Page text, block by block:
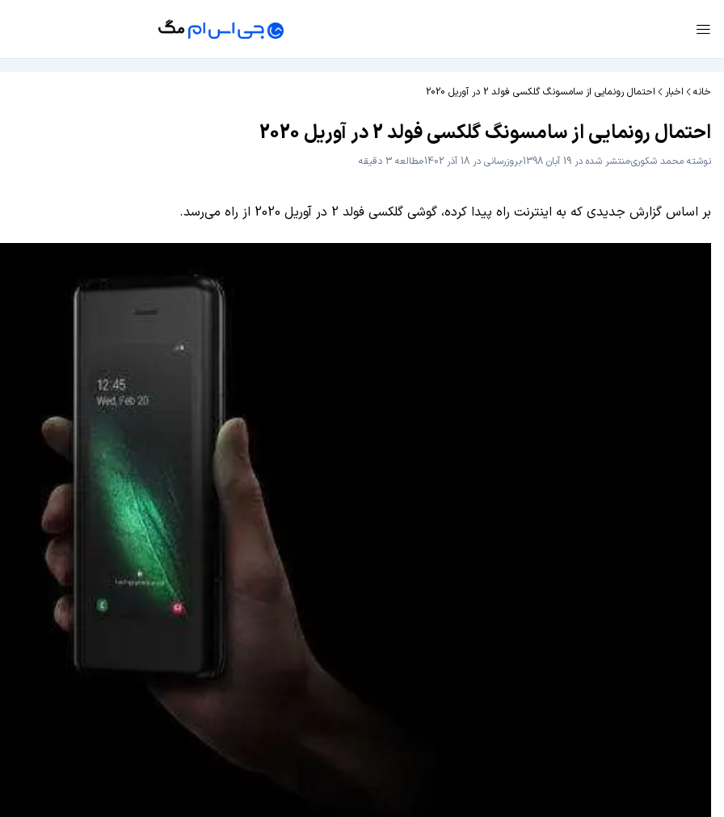
خانه اخبار احتمال رونمایی از سامسونگ گلکسی فولد 2 در آوریل 2020
احتمال رونمایی از سامسونگ گلکسی فولد 2 در آوریل 2020
نوشته محمد شکوریمنتشر شده در 19 آبان 1398 بروزرسانی در 18 آذر 1402
مطالعه 3 دقیقه
بر اساس گزارش جدیدی که به اینترنت راه پیدا کرده، گوشی گلکسی فولد 2 در آوریل 2020 از راه می‌رسد.